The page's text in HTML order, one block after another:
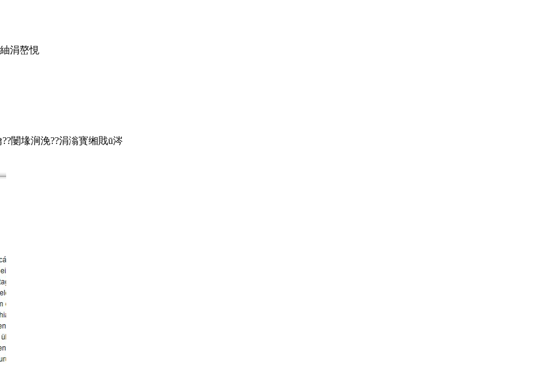
涓嶅悓
闄堟涧浼??涓滃寳缃戝ū涔